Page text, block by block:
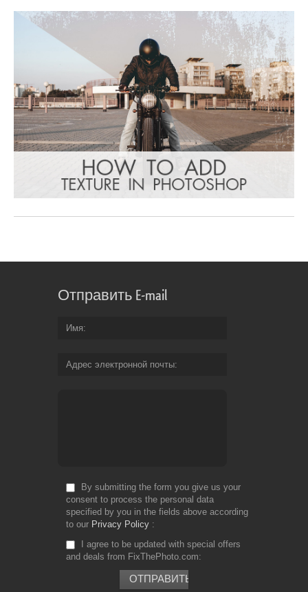
Отправить E-mail
Имя
Адрес электронной почты
By submitting the form you give us your
consent to process the personal data
specified by you in the fields above according
to our Privacy Policy
I agree to be updated with special offers
and deals from FixThePhoto.com